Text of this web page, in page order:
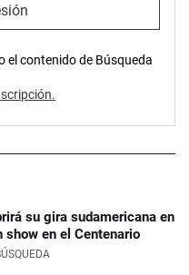
el contenido de Búsqueda
su gira sudamericana en
show en el Centenario